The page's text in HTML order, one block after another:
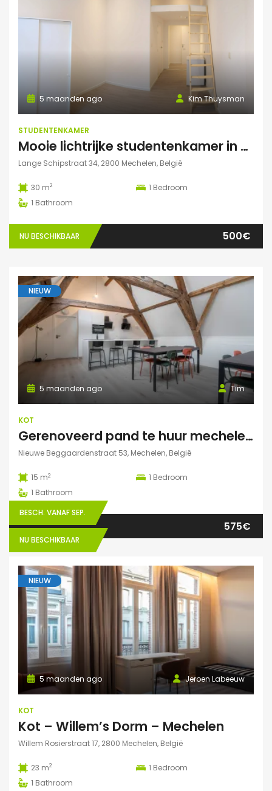
Kim Thuysman
5 maanden ago
STUDENTENKAMER
Mooie lichtrijke studentenkamer in hartje Mechelen! (te huur t.e.m. 31 augustus)
Lange Schipstraat 34, 2800 Mechelen, België
30 m2 1 Bedroom
1 Bathroom
NU BESCHIKBAAR 500€
NIEUW
Tim
5 maanden ago
KOT
Gerenoveerd pand te huur mechelen Nieuwe Beggaardenstr
Nieuwe Beggaardenstraat 53, Mechelen, België
15 m2 1 Bedroom
1 Bathroom
BESCH. VANAF SEP.
NU BESCHIKBAAR
575€
NIEUW
Jeroen Labeeuw
5 maanden ago
KOT
Kot – Willem’s Dorm – Mechelen
Willem Rosierstraat 17, 2800 Mechelen, België
23 m2 1 Bedroom
1 Bathroom